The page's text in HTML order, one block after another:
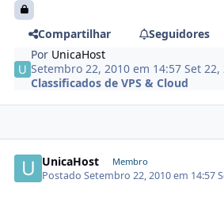
Compartilhar
Seguidores
Por UnicaHost
Setembro 22, 2010 em 14:57Set 22,
Classificados de VPS & Cloud
UnicaHost Membro
PostadoSetembro 22, 2010 em 14:57